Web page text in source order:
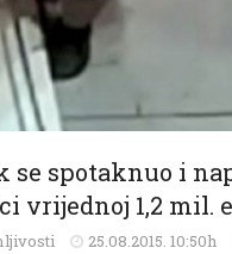
se spotaknuo i
vrijednoj 1,2 mil.
25.08.2015. 10:50h